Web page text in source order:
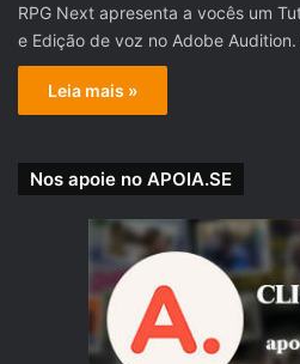
RPG Next apresenta a vocês um
e Edição de voz no Adobe
Leia mais »
Nos apoie no APOIA.SE